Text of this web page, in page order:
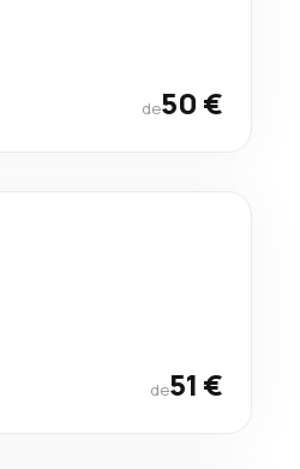
de50 €
de51 €